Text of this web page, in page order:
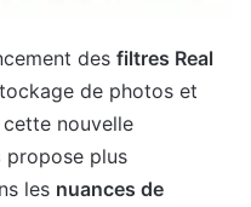
des filtres Real
de photos et
nouvelle
propose plus
les nuances de